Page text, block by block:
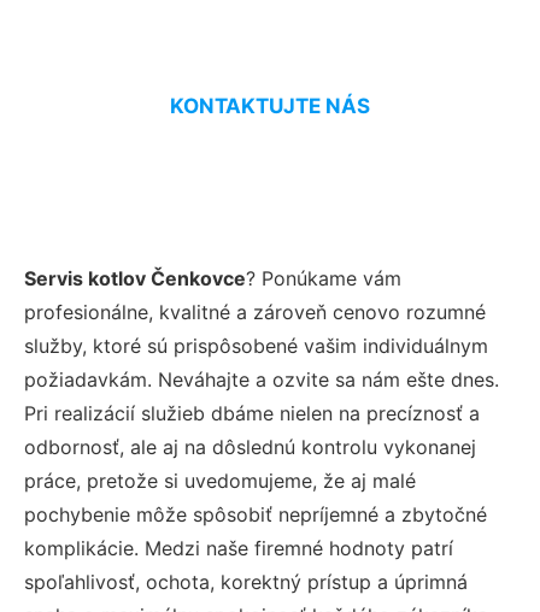
KONTAKTUJTE NÁS
Servis kotlov Čenkovce? Ponúkame vám
profesionálne, kvalitné a zároveň cenovo rozumné
služby, ktoré sú prispôsobené vašim individuálnym
požiadavkám. Neváhajte a ozvite sa nám ešte dnes.
Pri realizácií služieb dbáme nielen na precíznosť a
odbornosť, ale aj na dôslednú kontrolu vykonanej
práce, pretože si uvedomujeme, že aj malé
pochybenie môže spôsobiť nepríjemné a zbytočné
komplikácie. Medzi naše firemné hodnoty patrí
spoľahlivosť, ochota, korektný prístup a úprimná